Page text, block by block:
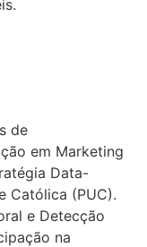
de
em Marketing
Data-
Católica (PUC).
e Detecção
na